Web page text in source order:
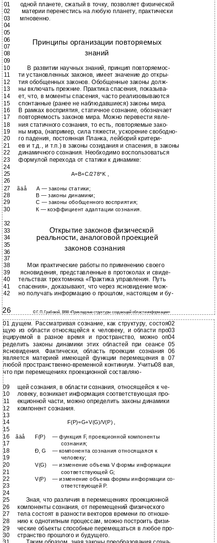
01
одной планете, сжатый в точку, позволяет физической
02
материи перенестись на любую планету, практически
03
мгновенно.
04
05
06
Принципы организации повторяемых
07
знаний
08
09
10
В развитии научных знаний, принцип повторяемос-
11
ти установленных законов, имеет значение до откры-
12
тия обобщенных законов. Обобщенные законы долж-
13
ны включать прежние. Практика спасения, показыва-
14
ет, что, в моменты спасения, часто реализовываются
15
спонтанные (ранее не наблюдавшиеся) законы мира.
16
В рамках восприятия, статичное сознание, обозначает
17
повторяемость законов мира. Можно перевести явле-
18
ния статичного сознания, то есть, повторяемые зако-
19
ны мира, (например, сила тяжести, ускорение свободно-
20
го падения, постоянная Планка, лейборий критери-
21
ев и т.д., и т.п.) в законы созидания и спасения, в законы
22
динамичного сознания. Необходимо воспользоваться
23
формулой перехода от статики к динамике:
24
25
A=B+C/278*K ,
26
27
ãäå А — законы статики;
28 В — законы динамики;
29 С — законы обобщенного восприятия;
30 К — коэффициент адаптации сознания.
32
Открытие законов физической
33
34
реальности, аналоговой проекцией
35 законов сознания
36
37
38
Мои практические работы по применению своего
39
ясновидения, представленные в протоколах и свиде-
40
тельствах трехтомника «Практика управления. Путь
41
спасения», доказывают, что через ясновидение мож-
42
но получать информацию о прошлом, настоящем и бу-
26 © Г. П. Грабовой, 1998 «Прикладные структуры создающей области информации»
01 дущем. Рассматривая сознание, как структуру, состоя02
щую из области относящейся к человеку, и области про03
ецируемой в разное время и пространство, можно оп04
ределить законы динамики этих областей при сеансе 05
ясновидения. Фактически, область проекции сознания 06
является материей имеющей функции перемещения в 07
любой пространственно-временной континиум. Учиты08 вая,
что при перемещениях проекционной составляю-
09
щей сознания, в области сознания, относящейся к че-
10
ловеку, возникает информация соответствующая про-
11
екционной части, можно определить законы динамики
12
компонент сознания.
13
14
F(P)=G+V(G)/V(P) ,
15
16
ãäå F(P) — функция F, проекционной компоненты
17 сознания;
18 Ð, G — компонента сознания относящаяся к
19 человеку;
20 V(G) — изменение объема V формы информации
21 соответствующей G;
22 V(P) — изменение объема формы информации со-
23 ответствующей Р.
24
25
Зная, что различия в перемещениях проекционной
26
компоненты сознания, от перемещений физического
27
тела состоят в разности векторов времени по отноше-
28
нию к однотипным процессам, можно построить физи-
29
ческие объекты способные перемещаться в любое про-
30
странство прошлого и будущего.